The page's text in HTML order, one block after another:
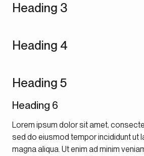
Heading 3
Heading 4
Heading 5
Heading 6
Lorem ipsum dolor sit amet,
sed do eiusmod tempor incididunt ut
magna aliqua. Ut enim ad minim